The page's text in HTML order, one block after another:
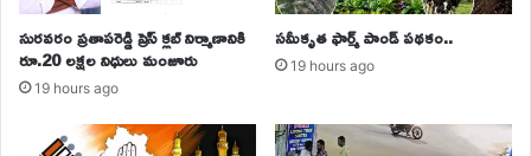
సురవరం ప్రతాపరెడ్డి ప్రెస్ క్లబ్ నిర్మాణానికి
రూ.20 లక్షల నిధులు మంజూరు
19 hours ago
సమీకృత ఫార్మ్ పాండ్ పథకం..
19 hours ago